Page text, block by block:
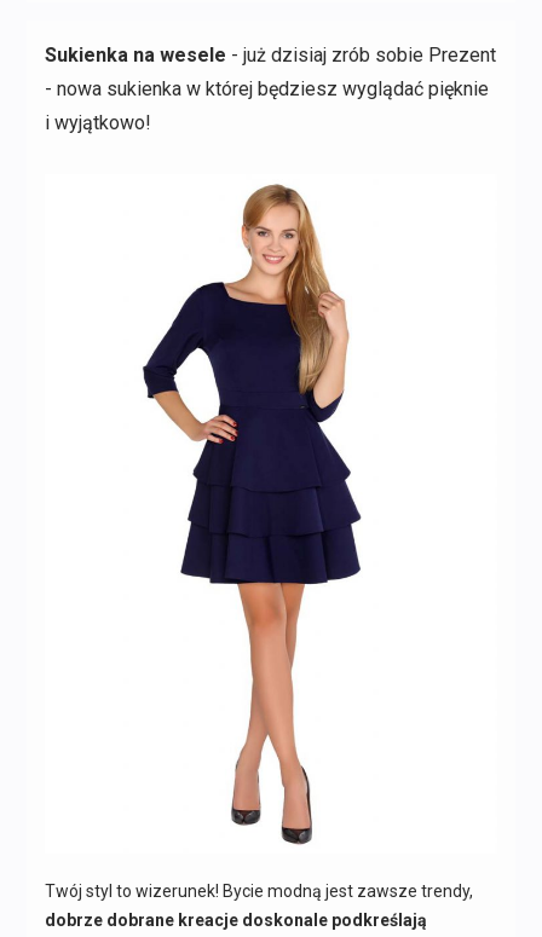
Sukienka na wesele - już dzisiaj zrób sobie Prezent
- nowa sukienka w której będziesz wyglądać pięknie
i wyjątkowo!
Twój styl to wizerunek! Bycie modną jest zawsze trendy,
dobrze dobrane kreacje doskonale podkreślają